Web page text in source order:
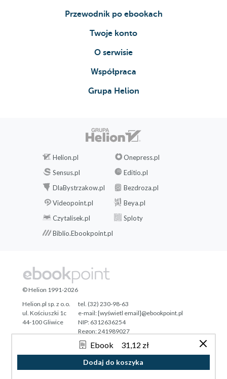
Ebook 31,12 zł
Dodaj do koszyka
Przewodnik po ebookach
Twoje konto
O serwisie
Współpraca
Grupa Helion
Helion.pl
Onepress.pl
Sensus.pl
Editio.pl
DlaBystrzakow.pl
Bezdroza.pl
Videopoint.pl
Beya.pl
Czytalisek.pl
Sploty
Biblio.Ebookpoint.pl
Tonik.pl
© Helion 1991-2026
Helion.pl sp. z o.o.
ul. Kościuszki 1c
44-100 Gliwice
tel. (32) 230-98-63
e-mail:[wyświetl email]@ebookpoint.pl
NIP: 6312636254
Regon: 241989027